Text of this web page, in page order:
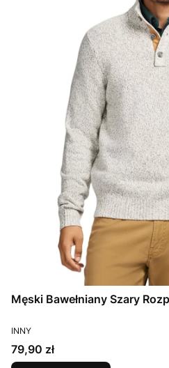
Męski Bawełniany Szary
PRODUCENT
INNY
Cena
79,90 zł